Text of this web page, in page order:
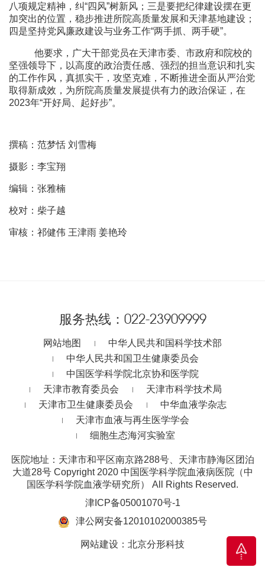
八项规定精神，纠“四风”树新风；三是要把纪律建设摆在更
加突出的位置，稳步推进所院高质量发展和天津基地建设；
四是坚持党风廉政建设与业务工作“两手抓、两手硬”。
他要求，广大干部党员在天津市委、市政府和院校的
坚强领导下，以高度的政治责任感、强烈的担当意识和扎实
的工作作风，真抓实干，攻坚克难，不断推进全面从严治党
取得新成效，为所院高质量发展提供有力的政治保证，在
2023年“开好局、起好步”。
撰稿：范梦恬 刘雪梅
摄影：李宝翔
编辑：张雅楠
校对：柴子越
审核：祁健伟 王津雨 姜艳玲
服务热线： 022-23909999
网站地图
中华人民共和国科学技术部
中华人民共和国卫生健康委员会
中国医学科学院北京协和医学院
天津市教育委员会
天津市科学技术局
天津市卫生健康委员会
中华血液学杂志
天津市血液与再生医学学会
细胞生态海河实验室
医院地址：天津市和平区南京路288号、天津市静海区团泊
大道28号 Copyright 2020 中国医学科学院血液病医院（中
国医学科学院血液学研究所） All Rights Reserved.
津ICP备05001070号-1
津公网安备12010102000385号
网站建设 ： 北京分形科技